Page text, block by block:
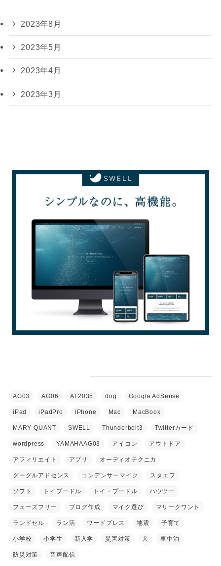
2023年8月
2023年5月
2023年4月
2023年3月
AG03 AG06 AT2035 dog Google AdSense
iPad iPadPro iPhone Mac MacBook
MARY QUANT SWELL Thunderbolt3 Twitterカード
wordpress YAMAHAAG03 アイコン アウトドア
アフィリエイト アプリ オーディオテクニカ
グーグルアドセンス コンデンサーマイク スタエフ
ソフト トイプードル トイ・プードル ハウツー
フェーズフリー ブログ作成 マイク選び マリークワント
ランドセル ラン活 ワードプレス 地震 子育て
小学校 小学生 新入学 災害対策 犬 車中泊
防災対策 音声配信